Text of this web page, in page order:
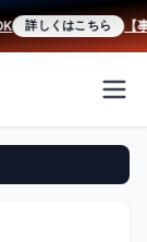
詳しくはこちら 【事